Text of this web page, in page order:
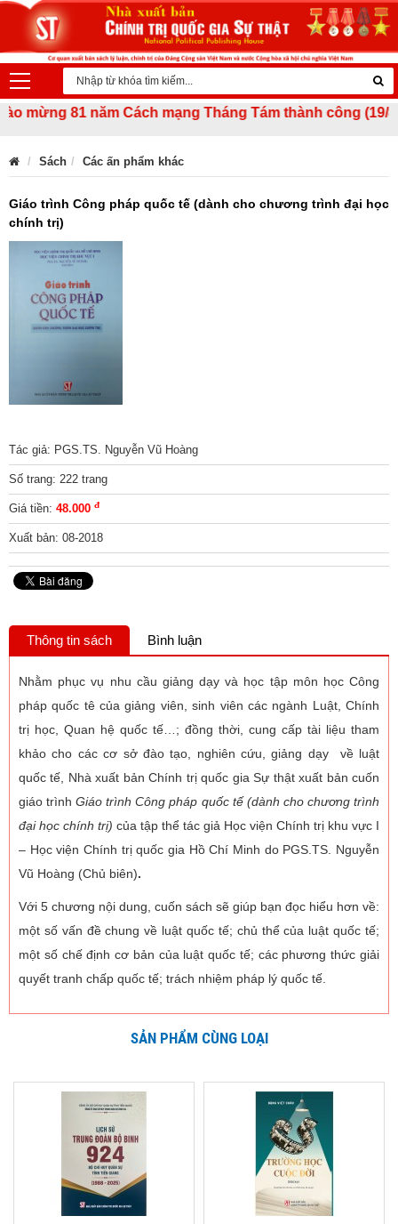
81 năm Cách mạng Tháng Tám thành công (19/8/
Sách Các ấn phẩm khác
Giáo trình Công pháp quốc tế (dành cho chương trình đại học
chính trị)
Tác giả: PGS.TS. Nguyễn Vũ Hoàng
Số trang: 222 trang
Giá tiền: 48.000 đ
Xuất bản: 08-2018
Thông tin sách Bình luận
Nhằm phục vụ nhu cầu giảng dạy và học tập môn học Công
pháp quốc tê của giảng viên, sinh viên các ngành Luật, Chính
trị học, Quan hệ quốc tế…; đồng thời, cung cấp tài liệu tham
khảo cho các cơ sở đào tạo, nghiên cứu, giảng dạy về luật
quốc tế, Nhà xuất bản Chính trị quốc gia Sự thật xuất bản cuốn
giáo trìnhGiáo trình Công pháp quốc tế (dành cho chương trình
đại học chính trị) của tập thể tác giả Học viện Chính trị khu vực I
– Học viện Chính trị quốc gia Hồ Chí Minh do PGS.TS. Nguyễn
Vũ Hoàng (Chủ biên).
Với 5 chương nội dung, cuốn sách sẽ giúp bạn đọc hiểu hơn về:
một số vấn đề chung về luật quốc tế; chủ thể của luật quốc tế;
một số chế định cơ bản của luật quốc tế; các phương thức giải
quyết tranh chấp quốc tế; trách nhiệm pháp lý quốc tế.
SẢN PHẨM CÙNG LOẠI